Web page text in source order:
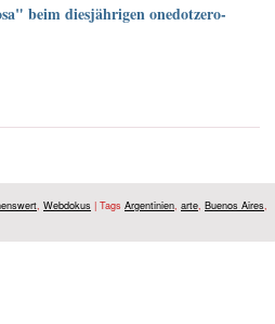
beim diesjährigen onedotzero-
Webdokus | Tags Argentinien arte Buenos Aires